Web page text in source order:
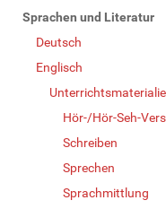
Sprachen und Literatur
Deutsch
Englisch
Hör-/Hör-Seh-
Schreiben
Sprechen
Sprachmittlung